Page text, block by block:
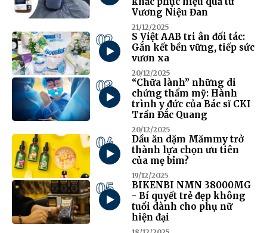
Vương Niệu Đan
21/12/2025
02
S Việt AAB tri ân đối tác:
Gắn kết bền vững, tiếp sức
vươn xa
20/12/2025
03
“Chữa lành” những di
chứng thẩm mỹ: Hành
trình y đức của Bác sĩ CKI
Trần Đắc Quang
20/12/2025
04
Dầu ăn dặm Mămmy trở
thành lựa chọn ưu tiên
của mẹ bỉm?
19/12/2025
05
BIKENBI NMN 38000MG
- Bí quyết trẻ đẹp không
tuổi dành cho phụ nữ
hiện đại